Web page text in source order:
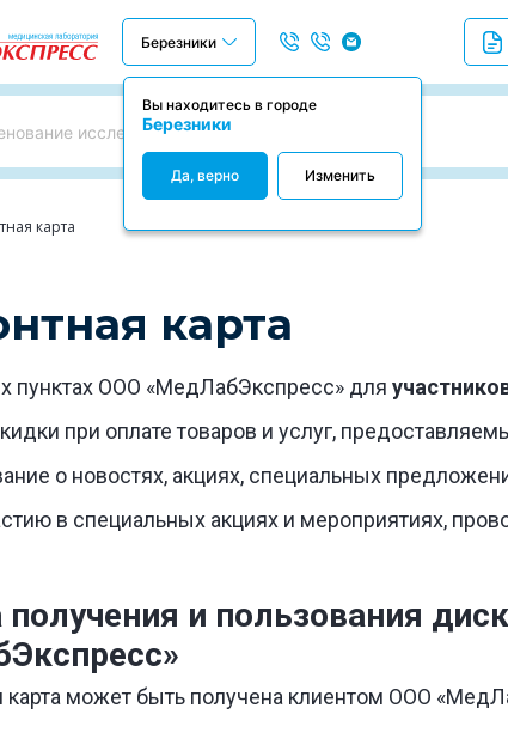
Березники
Вы находитесь в городе
Березники
Да, верно Изменить
карта
карта
пунктах ООО «МедЛабЭкспресс» для
при оплате товаров и услуг,
о новостях, акциях, специальных
в специальных акциях и мероприятиях,
получения и пользования
может быть получена клиентом ООО